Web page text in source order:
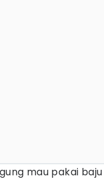
mau pakai